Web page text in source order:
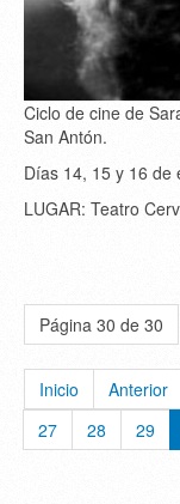
Ciclo de cine de
San Antón.
Días 14, 15 y 16 de
LUGAR: Teatro
Página 30 de 30
Inicio Anterior
27
28 29